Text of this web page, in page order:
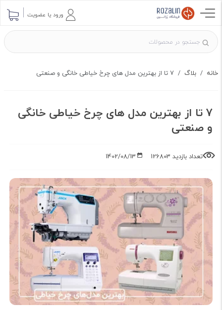
ورود یا عضویت
خانه بلاگ 7 تا از بهترین مدل های چرخ خیاطی خانگی و صنعتی
7 تا از بهترین مدل های چرخ خیاطی خانگی
و صنعتی
تعداد بازدید 126803 1402/08/13
ارسال پرسش